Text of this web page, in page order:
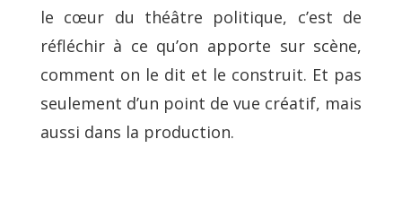
le cœur du théâtre politique, c’est de
réfléchir à ce qu’on apporte sur scène,
comment on le dit et le construit. Et pas
seulement d’un point de vue créatif, mais
aussi dans la production.